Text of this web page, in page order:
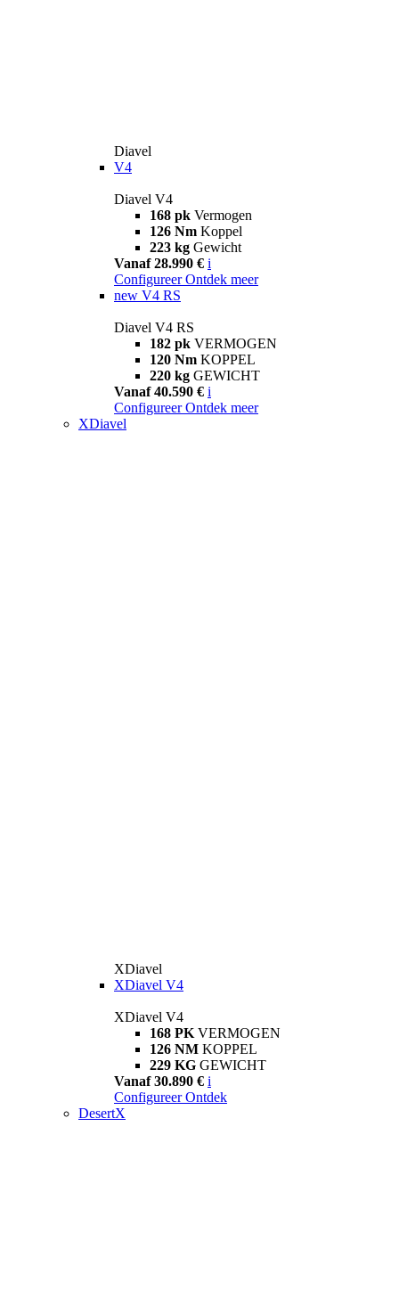
Diavel
V4
Diavel V4
168 pk Vermogen
126 Nm Koppel
223 kg Gewicht
Vanaf 28.990 € i
Configureer Ontdek meer
new V4 RS
Diavel V4 RS
182 pk VERMOGEN
120 Nm KOPPEL
220 kg GEWICHT
Vanaf 40.590 € i
Configureer Ontdek meer
XDiavel
XDiavel
XDiavel V4
XDiavel V4
168 PK VERMOGEN
126 NM KOPPEL
229 KG GEWICHT
Vanaf 30.890 € i
Configureer Ontdek
DesertX